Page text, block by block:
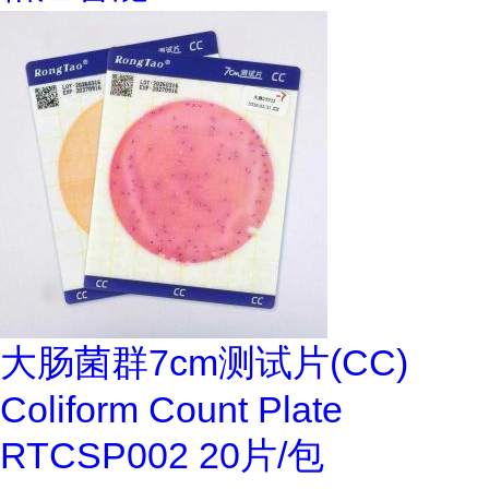
大肠菌群7cm测试片(CC)
Coliform Count Plate
RTCSP002 20片/包